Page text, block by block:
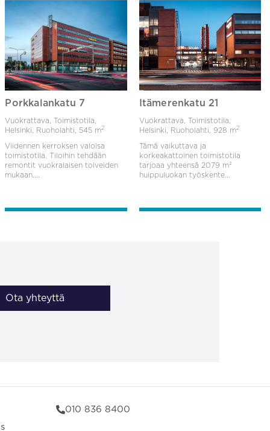
Porkkalankatu 7
Vuokrattava, Toimistotila,
Helsinki, Ruoholahti, 545 m2
Viidennen kerroksen valoisa
toimistotila. Tiloihin tehdään
remontit vuokralaisen toiveiden
mukaan....
Itämerenkatu 21
Vuokrattava, Toimistotila,
Helsinki, Ruoholahti,
928 m2
Tämä vaikuttava ja
korkeakattoinen toimistotila
tarjoaa yhteensä 2079 m²
huippuluokan työskente...
Ota yhteyttä
010 836 8400